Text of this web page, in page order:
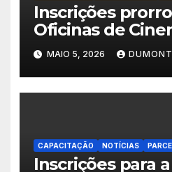
Inscrições
Oficinas de
Meu Primeiro
Iguaçu seguem
de maio
MAIO 5, 2026 DUMONT
CAPACITAÇÃO NOTÍCIAS
Inscrições para